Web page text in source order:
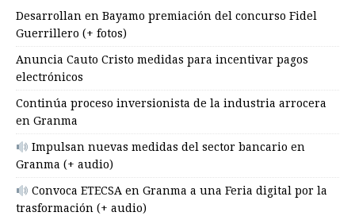
Desarrollan en Bayamo premiación del concurso Fidel
Guerrillero (+ fotos)
Anuncia Cauto Cristo medidas para incentivar pagos
electrónicos
Continúa proceso inversionista de la industria arrocera
en Granma
Impulsan nuevas medidas del sector bancario en
Granma (+ audio)
Convoca ETECSA en Granma a una Feria digital por la
trasformación (+ audio)